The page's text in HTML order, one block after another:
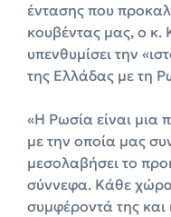
έντασης που
κουβέντας μας, ο κ.
υπενθυμίσει την
της Ελλάδας με τη
«Η Ρωσία είναι
με την οποία μας
μεσολαβήσει το
σύννεφα. Κάθε χώρα
συμφέροντά της